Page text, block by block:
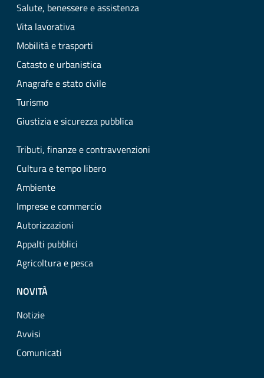
Salute, benessere e assistenza
Vita lavorativa
Mobilità e trasporti
Catasto e urbanistica
Anagrafe e stato civile
Turismo
Giustizia e sicurezza pubblica
Tributi, finanze e contravvenzioni
Cultura e tempo libero
Ambiente
Imprese e commercio
Autorizzazioni
Appalti pubblici
Agricoltura e pesca
NOVITÀ
Notizie
Avvisi
Comunicati